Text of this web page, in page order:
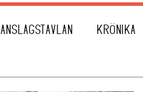
ANSLAGSTAVLAN KRÖNIKA